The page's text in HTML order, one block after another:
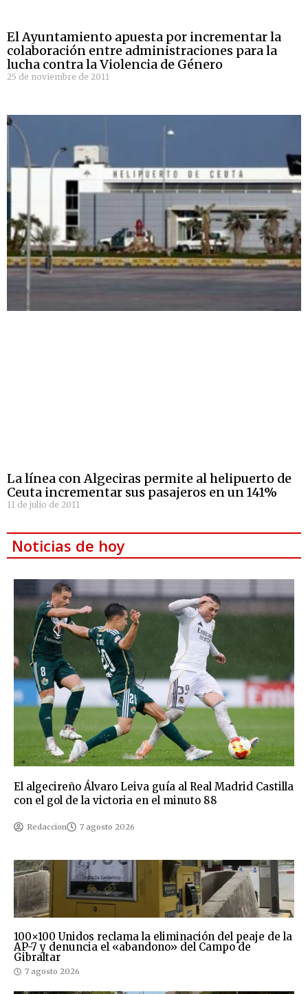
El Ayuntamiento apuesta por incrementar la
colaboración entre administraciones para la
lucha contra la Violencia de Género
25 de noviembre de 2011
La línea con Algeciras permite al helipuerto de
Ceuta incrementar sus pasajeros en un 141%
11 de julio de 2011
Noticias de hoy
El algecireño Álvaro Leiva guía al Real Madrid Castilla
con el gol de la victoria en el minuto 88
Redaccion 7 agosto 2026
100×100 Unidos reclama la eliminación del peaje de la
AP-7 y denuncia el «abandono» del Campo de
Gibraltar
7 agosto 2026